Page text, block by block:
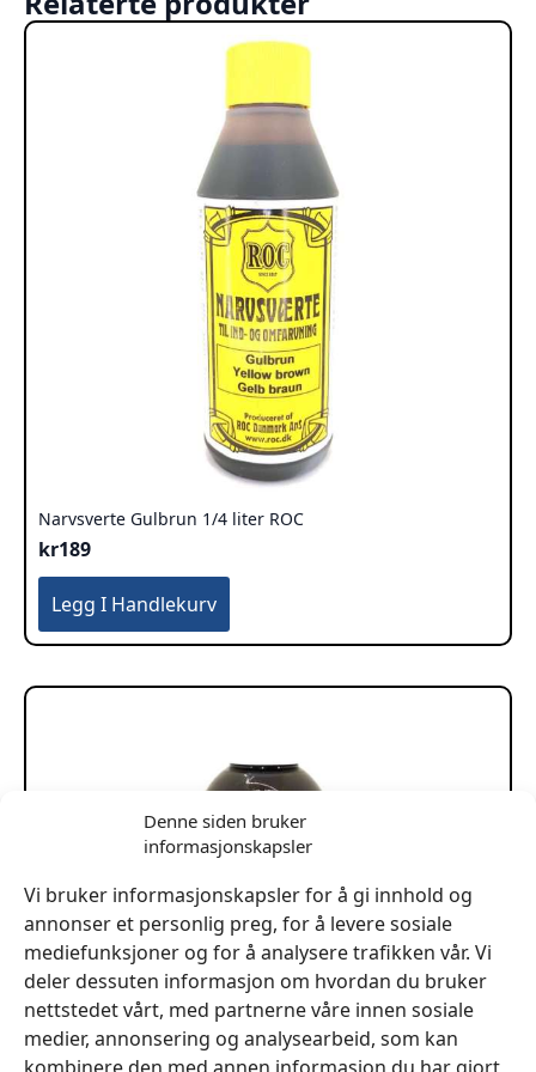
Denne siden bruker
informasjonskapsler
Vi bruker informasjonskapsler for å gi innhold og
annonser et personlig preg, for å levere sosiale
mediefunksjoner og for å analysere trafikken vår. Vi
deler dessuten informasjon om hvordan du bruker
nettstedet vårt, med partnerne våre innen sosiale
medier, annonsering og analysearbeid, som kan
Narvsverte Gulbrun 1/4 liter ROC
kr189
Legg I Handlekurv